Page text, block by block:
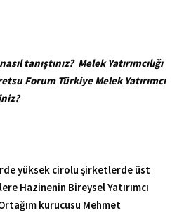
tanıştınız? Melek Yatırımcılığı
Forum Türkiye Melek Yatırımcı
yüksek cirolu şirketlerde üst
Hazinenin Bireysel Yatırımcı
kurucusu Mehmet